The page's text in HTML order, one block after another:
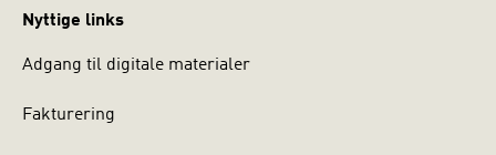
Nyttige links
Adgang til digitale materialer
Fakturering